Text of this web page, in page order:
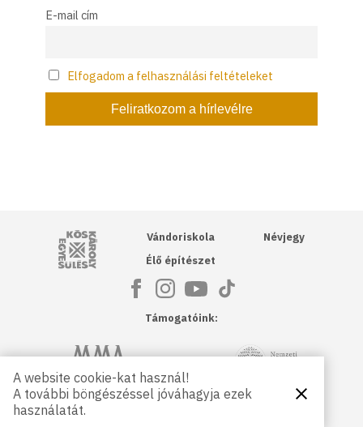
E-mail cím
Elfogadom a felhasználási feltételeket
Kós Károly Egyesülés
Vándoriskola
Élő építészet
Névjegy
Támogatóink:
Magyar Művészeti Akadémia NKA
Petőfi Kulturális Ügynökség
A website cookie-kat használ!
A további böngészéssel jóváhagyja ezek
használatát.
Bezárás